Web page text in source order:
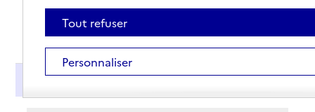
Présentation
Tout refuser
Personnaliser